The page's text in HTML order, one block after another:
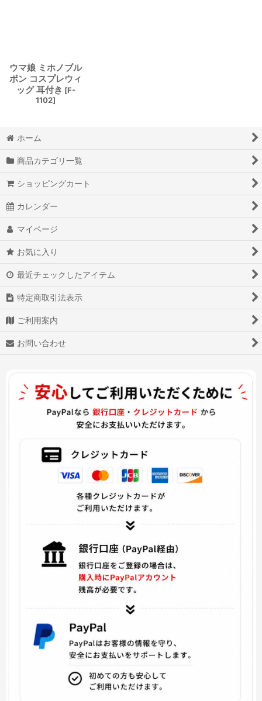
ウマ娘 ミホノブル
ボン コスプレウィ
ッグ 耳付き [F-
1102]
ホーム
商品カテゴリ一覧
ショッピングカート
カレンダー
マイページ
お気に入り
最近チェックしたアイテム
特定商取引法表示
ご利用案内
お問い合わせ